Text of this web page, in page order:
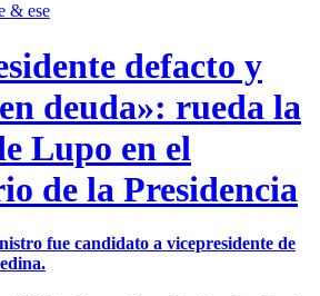
& ese
defacto y
deuda»: rueda la
Lupo en el
de la Presidencia
fue candidato a vicepresidente de